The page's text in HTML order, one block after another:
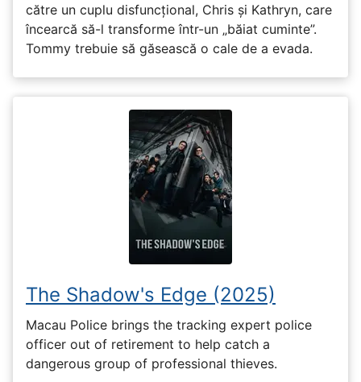
către un cuplu disfuncțional, Chris și Kathryn, care
încearcă să-l transforme într-un „băiat cuminte”.
Tommy trebuie să găsească o cale de a evada.
The Shadow's Edge (2025)
Macau Police brings the tracking expert police
officer out of retirement to help catch a
dangerous group of professional thieves.